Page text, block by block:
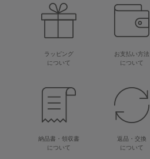
ラッピング
について
お支払い方法
について
納品書・領収書
について
返品・交換
について